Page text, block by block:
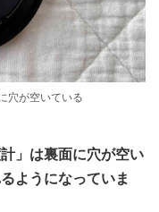
穴が空いている
」は裏面に穴が空い
ようになっていま